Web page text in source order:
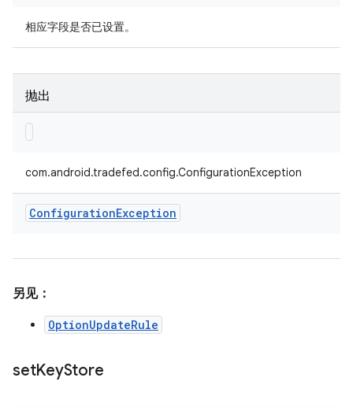
相应字段是否已设置。
抛出
com.android.tradefed.config.ConfigurationException
ConfigurationException
另见：
OptionUpdateRule
setKeyStore